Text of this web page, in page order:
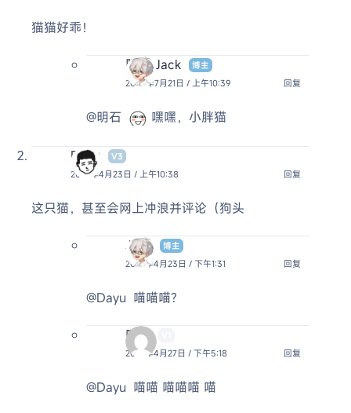
猫猫好乖！
阿杰 Jack
博主
2023年7月21日 / 上午10:39
回复
@明石 嘿嘿，小胖猫
Dayu
V3
2022年4月23日 / 上午10:38
回复
这只猫，甚至会网上冲浪并评论（狗头
Jack
博主
2022年4月23日 / 下午1:31
回复
@Dayu 喵喵喵?
咪咪
2022年4月27日 / 下午5:18
回复
@Dayu 喵喵 喵喵喵 喵